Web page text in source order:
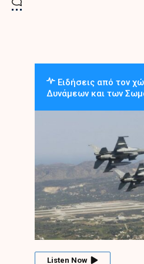
Ειδήσεις από τον
Δυνάμεων και των
Listen Now